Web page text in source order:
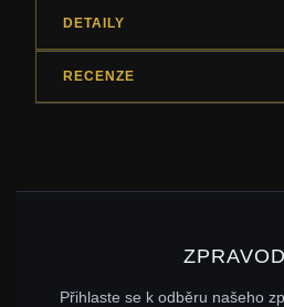
DETAILY
RECENZE
Přihlaste se k odběru našeho